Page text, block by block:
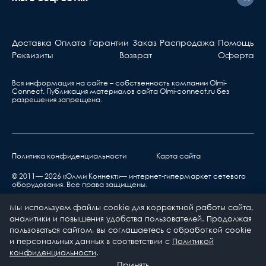
Каталог
должны знать...
Берете ваш гарантийный
сервис, указанный в
нарушения правил транспортировки,
хранения, эксплуатации или неправильной
воздействия окружающей среды (дождь, снег,
град, гроза и т.п.), наступления форс-
мажорных обстоятельств (пожар, наводнение,
землетрясение и др.) или влияния случайных
Доставка Оплата Гарантии Заказ Распродажа Помощь
Реквизиты
Возврат Оферта
Вся информация на сайте – собственность компании Olmi-
Сonnect. Публикация материалов сайта Olmi-connect.ru без
разрешения запрещена.
Политика конфиденциальности Карта сайта
© 2011— 2026 «Олми Коннект»— интернет-гипермаркет сетевого
оборудования. Все права защищены.
Мы используем файлы cookie для корректной работы сайта,
аналитики и повышения удобства пользователей. Продолжая
пользоваться сайтом, вы соглашаетесь с обработкой cookie
и персональных данных в соответствии с Политикой
конфиденциальности.